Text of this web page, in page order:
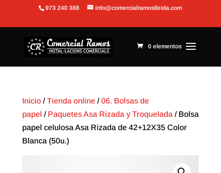
Abrir barra de herramientas
973 240 388 info@comercialramoslleida.com
0 elementos
Inicio/Tienda online/06. Bolsas de
papel / Paquetes Asa Rizada y Troquelada / Bolsa
papel celulosa Asa Rizada de 42+12X35 Color
Blanca (50u.)